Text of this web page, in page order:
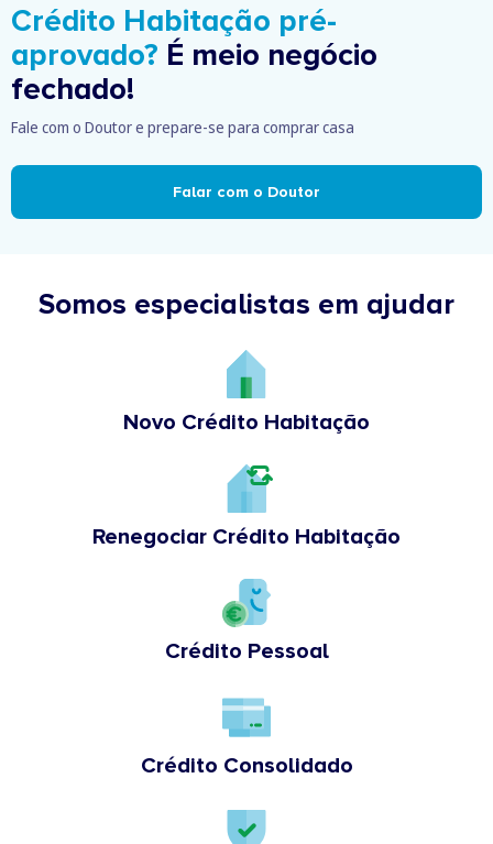
Crédito Habitação pré-
aprovado? É meio negócio
fechado!
Fale com o Doutor e prepare-se para comprar casa
Falar com o Doutor
Somos especialistas em ajudar
Novo Crédito Habitação
Renegociar Crédito Habitação
Crédito Pessoal
Crédito Consolidado